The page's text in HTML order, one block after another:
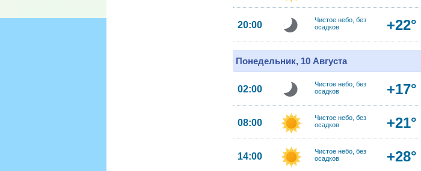
20:00
Чистое небо, без
осадков
+22°
Понедельник, 10 Августа
02:00
Чистое небо, без
осадков
+17°
08:00
Чистое небо, без
осадков
+21°
14:00
Чистое небо, без
осадков
+28°